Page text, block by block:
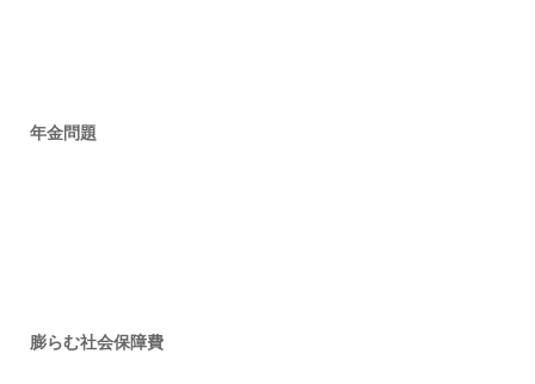
年金問題
膨らむ社会保障費